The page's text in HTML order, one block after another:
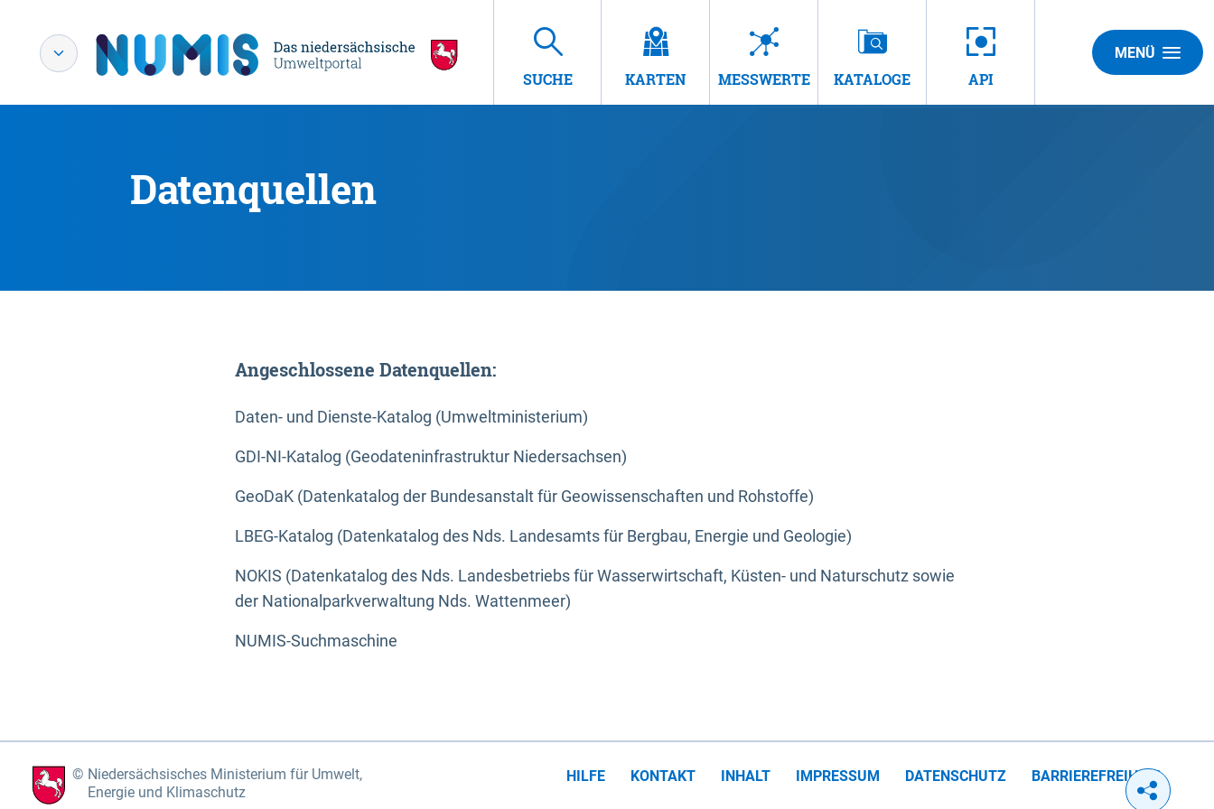
SUCHE KARTEN MESSWERTE KATALOGE API
MENÜ
Datenquellen
Angeschlossene Datenquellen:
Daten- und Dienste-Katalog (Umweltministerium)
GDI-NI-Katalog (Geodateninfrastruktur Niedersachsen)
GeoDaK (Datenkatalog der Bundesanstalt für Geowissenschaften und Rohstoffe)
LBEG-Katalog (Datenkatalog des Nds. Landesamts für Bergbau, Energie und Geologie)
NOKIS (Datenkatalog des Nds. Landesbetriebs für Wasserwirtschaft, Küsten- und Naturschutz sowie
der Nationalparkverwaltung Nds. Wattenmeer)
NUMIS-Suchmaschine
Niedersächsisches Ministerium für Umwelt,
Energie und Klimaschutz
HILFE KONTAKT INHALT IMPRESSUM DATENSCHUTZ BARRIEREFREIHEIT